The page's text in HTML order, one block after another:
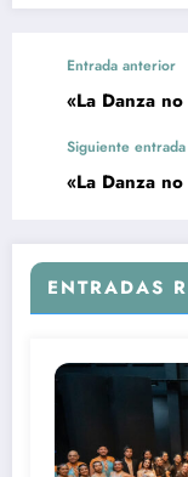
Entrada anterior
Siguiente entrada
«La Danza
ENTRADAS